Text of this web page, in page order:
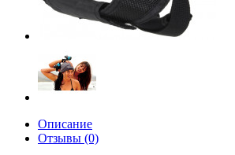
Описание
Отзывы (0)